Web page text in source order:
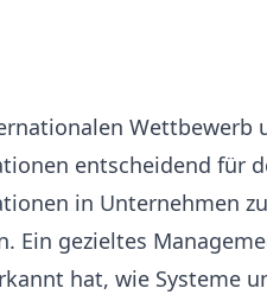
Wettbewerb
entscheidend für
in Unternehmen
Ein gezieltes
hat, wie Systeme